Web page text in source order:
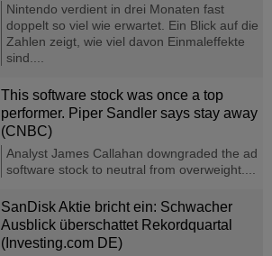
Nintendo verdient in drei Monaten fast
doppelt so viel wie erwartet. Ein Blick auf die
Zahlen zeigt, wie viel davon Einmaleffekte
sind....
This software stock was once a top
performer. Piper Sandler says stay away
(CNBC)
Analyst James Callahan downgraded the ad
software stock to neutral from overweight....
SanDisk Aktie bricht ein: Schwacher
Ausblick überschattet Rekordquartal
(Investing.com DE)